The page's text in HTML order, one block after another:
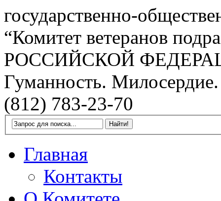
государственно-
“Комитет ветеранов
РОССИЙСКОЙ
Гуманность.
(812) 783-23-70
Главная
Контакты